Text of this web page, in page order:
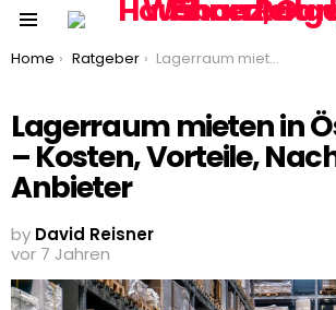
You are here:
Home Ratgeber Lagerraum mieten in Österreich – Kosten, Vorteile, Nachteile – Anbieter
Lagerraum mieten in
– Kosten, Vorteile,
Anbieter
by David Reisner
vor 7 Jahren